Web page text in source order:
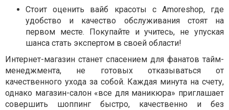
Стоит оценить вайб красоты с Amoreshop, где
удобство и качество обслуживания стоят на
первом месте. Покупайте и учитесь, не упуская
шанса стать экспертом в своей области!
Интернет-магазин станет спасением для фанатов тайм-
менеджмента, не готовых отказываться от
качественного ухода за собой. Каждая минута на счету,
однако магазин-салон «все для маникюра» приглашает
совершить шоппинг быстро, качественно и без